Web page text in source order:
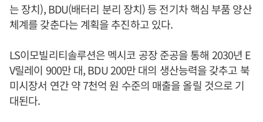
는 장치), BDU(배터리 분리 장치) 등 전기차 핵심 부품 양산
체계를 갖춘다는 계획을 추진하고 있다.
LS이모빌리티솔루션은 멕시코 공장 준공을 통해 2030년 E
V릴레이 900만 대, BDU 200만 대의 생산능력을 갖추고 북
미시장서 연간 약 7천억 원 수준의 매출을 올릴 것으로 기
대된다.